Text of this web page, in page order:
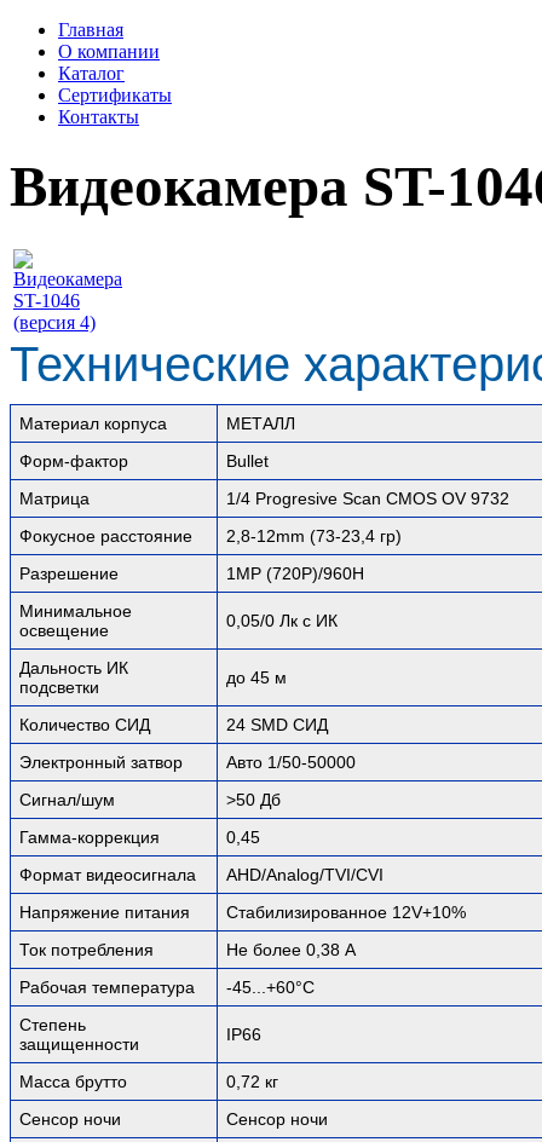
Главная
О компании
Каталог
Сертификаты
Контакты
Видеокамера ST-
Технические
Материал корпуса
МЕТАЛЛ
Форм-фактор
Bullet
Матрица
1/4 Progresive Scan CMOS OV 9732
Фокусное расстояние
2,8-12mm (73-23,4 гр)
Разрешение
1MP (720P)/960H
Минимальное
освещение
0,05/0 Лк с ИК
Дальность ИК
подсветки
до 45 м
Количество СИД
24 SMD СИД
Электронный затвор
Авто 1/50-50000
Сигнал/шум
>50 Дб
Гамма-коррекция
0,45
Формат видеосигнала
AHD/Analog/TVI/CVI
Напряжение питания
Стабилизированное 12V+10%
Ток потребления
Не более 0,38 А
Рабочая температура
-45...+60°C
Степень
защищенности
IP66
Масса брутто
0,72 кг
Сенсор ночи
Сенсор ночи